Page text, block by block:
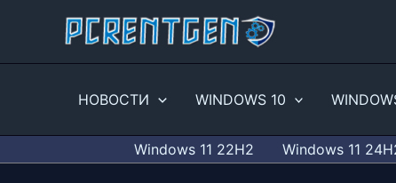
НОВОСТИ WINDOWS 10
Windows 11 22H2 Windows 11